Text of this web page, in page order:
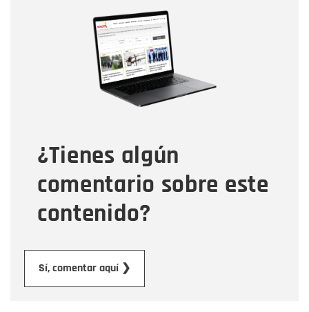
¿Tienes algún
comentario sobre este
contenido?
Sí, comentar aquí ❯
Correo electrónico
Tipo de comentario
Mensaje